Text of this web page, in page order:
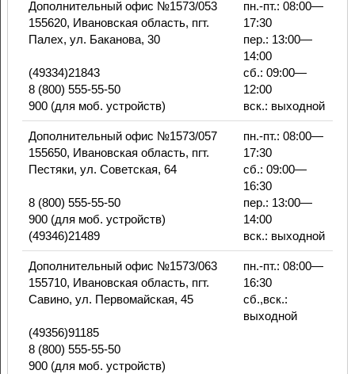
Дополнительный офис №1573/053
155620, Ивановская область, пгт.
Палех, ул. Баканова, 30
(49334)21843
8 (800) 555-55-50
900 (для моб. устройств)
пн.-пт.: 08:00—
17:30
пер.: 13:00—
14:00
сб.: 09:00—
12:00
вск.: выходной
Дополнительный офис №1573/057
155650, Ивановская область, пгт.
Пестяки, ул. Советская, 64
8 (800) 555-55-50
900 (для моб. устройств)
(49346)21489
пн.-пт.: 08:00—
17:30
сб.: 09:00—
16:30
пер.: 13:00—
14:00
вск.: выходной
Дополнительный офис №1573/063
155710, Ивановская область, пгт.
Савино, ул. Первомайская, 45
(49356)91185
8 (800) 555-55-50
900 (для моб. устройств)
пн.-пт.: 08:00—
16:30
сб.,вск.:
выходной